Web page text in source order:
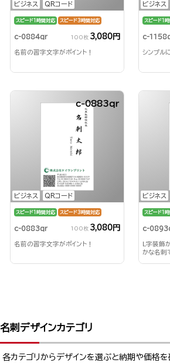
ビジネス QRコード
スピード1時間対応 スピード3時間対応
c-0884qr 100枚 3,080円
名前の習字文字がポイント！
ビジネス
スピード1
c-
シンプル
ビジネス QRコード
c-0883qr
スピード1時間対応 スピード3時間対応
c-0883qr 100枚 3,080円
名前の習字文字がポイント！
ビジネス
スピード1
c-
L字装飾
かな名刺
名刺デザインカテゴリ
各カテゴリからデザインを選ぶと納期や価格